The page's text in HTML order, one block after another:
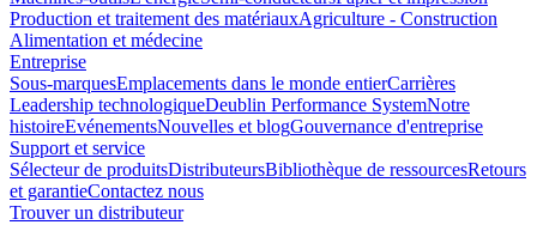
Production et traitement des matériauxAgriculture - Construction
Alimentation et médecine
Entreprise
Sous-marquesEmplacements dans le monde entierCarrières
Leadership technologiqueDeublin Performance SystemNotre
histoireEvénementsNouvelles et blogGouvernance d'entreprise
Support et service
Sélecteur de produitsDistributeursBibliothèque de ressourcesRetours
et garantieContactez nous
Trouver un distributeur